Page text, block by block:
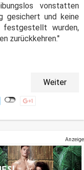
vonstatten
gesichert und keine
festgestellt wurden,
zurückkehren."
Weiter
Anzeige